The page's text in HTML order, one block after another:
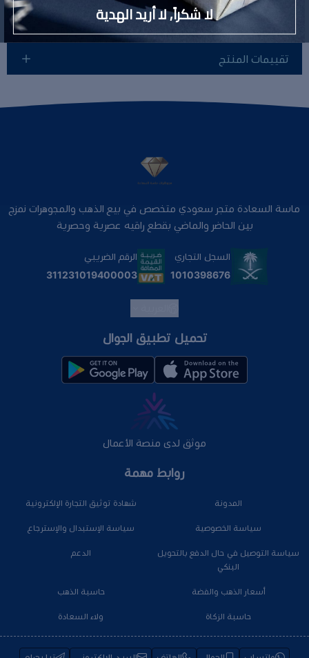
تقييمات المنتج
روابط مهمة
المدونة شهادة توثيق التجارة الإلكترونية
سياسة الخصوصية سياسة الإستبدال والإسترجاع
سياسة التوصيل في حال الدفع بالتحويل
البنكي
الدعم
أسعار الذهب والفضة حاسبة الذهب
حاسبة الزكاة ولاء السعادة
ماسة السعادة متجر سعودي متخصص في بيع الذهب والمجوهرات نمزج
بين الحاضر والماضي بقطع راقيه عصرية وحصرية
السجل التجاري
1010398676
الرقم الضريبي
311231019400003
تحميل تطبيق الجوال
موثق لدى منصة الأعمال
لا شكراً, لا أريد الهدية